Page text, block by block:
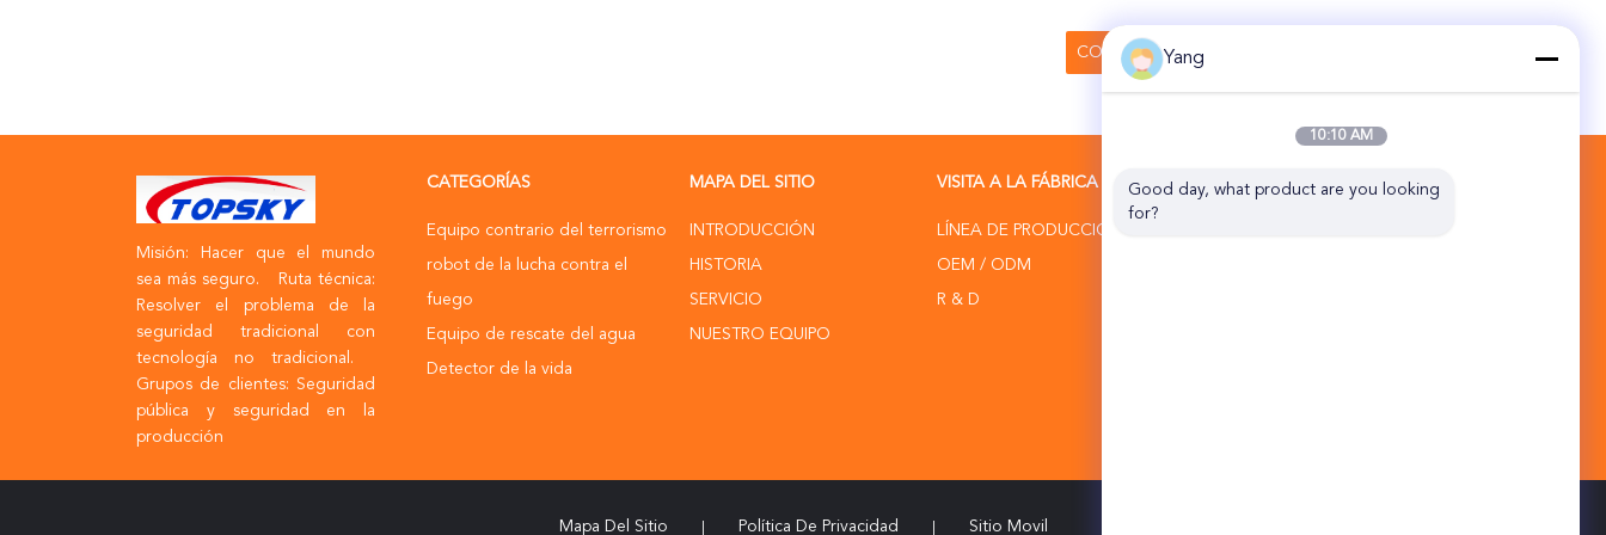
Misión: Hacer que el mundo
sea más seguro. Ruta técnica:
Resolver el problema de la
seguridad tradicional con
tecnología no tradicional.
Grupos de clientes: Seguridad
pública y seguridad en la
producción
CATEGORÍAS
Equipo contrario del terrorismo
robot de la lucha contra el
fuego
Equipo de rescate del agua
Detector de la vida
MAPA DEL SITIO
INTRODUCCIÓN
HISTORIA
SERVICIO
NUESTRO EQUIPO
VISITA A LA FÁBRICA
LÍNEA DE PRODUCCIÓN
OEM / ODM
R & D
CONTACTAR AHORA
Mapa Del Sitio Política De Privacidad Sitio Movil
Yang
10:10 AM
Good day, what product are you looking
for?